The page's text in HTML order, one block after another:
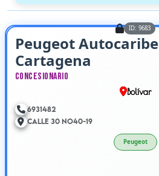
ID: 9683
Peugeot Autocaribe
Cartagena
Concesionario
Bolívar
6931482
Calle 30 No40-19
Peugeot